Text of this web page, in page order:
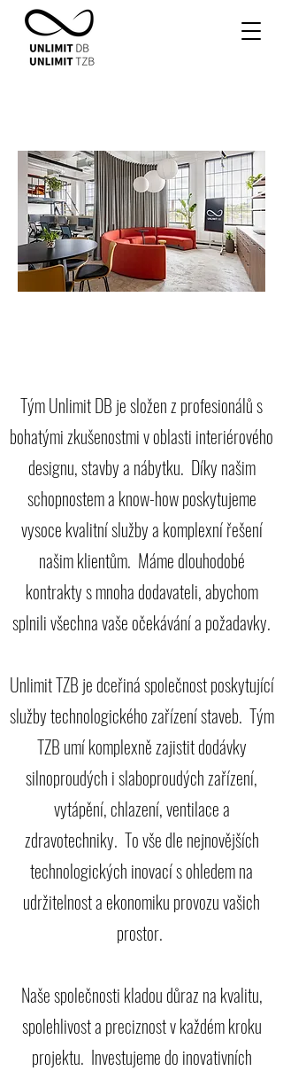
Tým Unlimit DB je složen z profesionálů s
bohatými zkušenostmi v oblasti interiérového
designu, stavby a nábytku. Díky našim
schopnostem a know-how poskytujeme
vysoce kvalitní služby a komplexní řešení
našim klientům. Máme dlouhodobé
kontrakty s mnoha dodavateli, abychom
splnili všechna vaše očekávání a požadavky.
Unlimit TZB je dceřiná společnost poskytující
služby technologického zařízení staveb. Tým
TZB umí komplexně zajistit dodávky
silnoproudých i slaboproudých zařízení,
vytápění, chlazení, ventilace a
zdravotechniky. To vše dle nejnovějších
technologických inovací s ohledem na
udržitelnost a ekonomiku provozu vašich
prostor.
Naše společnosti kladou důraz na kvalitu,
spolehlivost a preciznost v každém kroku
projektu. Investujeme do inovativních